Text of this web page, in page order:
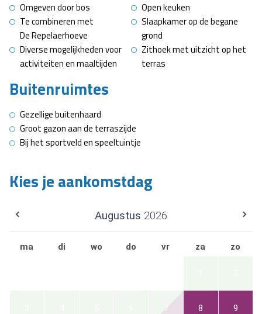
Omgeven door bos
Te combineren met
De Repelaerhoeve
Diverse mogelijkheden voor
activiteiten en maaltijden
Open keuken
Slaapkamer op de begane
grond
Zithoek met uitzicht op het
terras
Buitenruimtes
Gezellige buitenhaard
Groot gazon aan de terraszijde
Bij het sportveld en speeltuintje
Kies je aankomstdag
Augustus 2026
ma di wo do vr za zo
7 8 9